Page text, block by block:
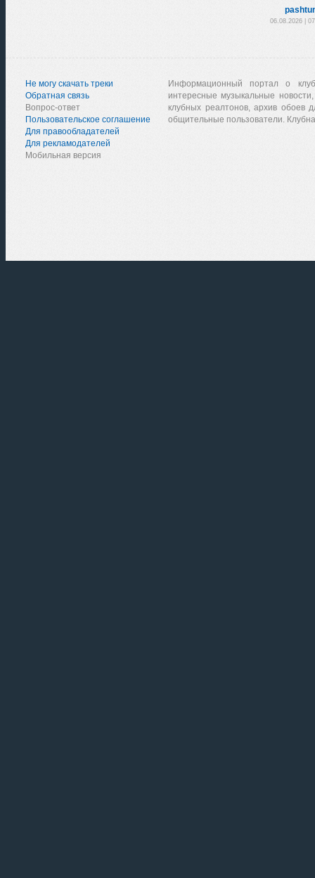
06.08.2026 |
Не могу скачать треки
Обратная связь
Вопрос-ответ
Пользовательское соглашение
Для правообладателей
Для рекламодателей
Мобильная версия
Информационный портал о
интересные музыкальные
клубных реалтонов, архив обоев
общительные пользователи.